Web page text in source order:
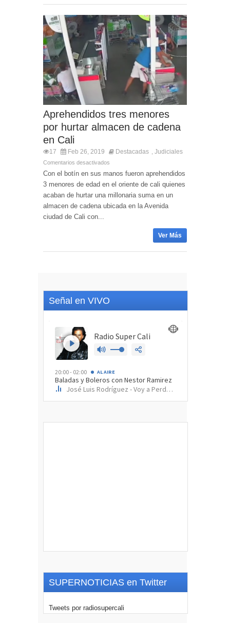
Aprehendidos tres menores
por hurtar almacen de cadena
en Cali
17 Feb 26, 2019 Destacadas Judiciales
Comentarios desactivados
Con el botín en sus manos fueron aprehendidos
3 menores de edad en el oriente de cali quienes
acaban de hurtar una millonaria suma en un
almacen de cadena ubicada en la Avenida
ciudad de Cali con...
Ver Más
Señal en VIVO
SUPERNOTICIAS en Twitter
Tweets por radiosupercali